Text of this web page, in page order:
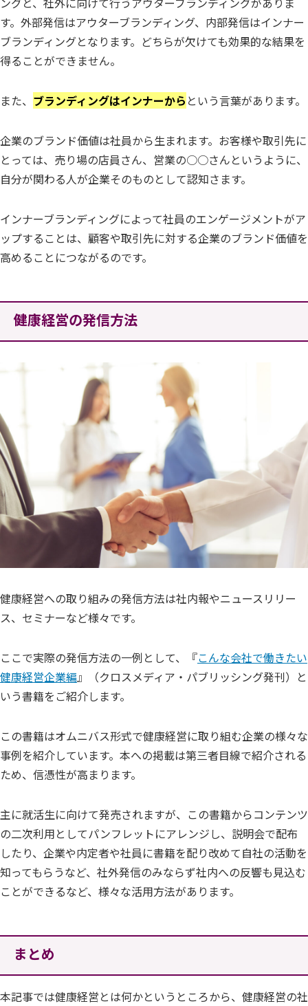
す。外部発信はアウターブランディング、内部発信はインナー
ブランディングとなります。どちらが欠けても効果的な結果を
得ることができません。
また、 ブランディングはインナーから という言葉があります。
企業のブランド価値は社員から生まれます。お客様や取引先に
とっては、売り場の店員さん、営業の○○さんというように、
自分が関わる人が企業そのものとして認知さます。
インナーブランディングによって社員のエンゲージメントがア
ップすることは、顧客や取引先に対する企業のブランド価値を
高めることにつながるのです。
健康経営の発信方法
健康経営への取り組みの発信方法は社内報やニュースリリー
ス、セミナーなど様々です。
ここで実際の発信方法の一例として、『こんな会社で働きたい
健康経営企業編』（クロスメディア・パブリッシング発刊）と
いう書籍をご紹介します。
この書籍はオムニバス形式で健康経営に取り組む企業の様々な
事例を紹介しています。本への掲載は第三者目線で紹介される
ため、信憑性が高まります。
主に就活生に向けて発売されますが、この書籍からコンテンツ
の二次利用としてパンフレットにアレンジし、説明会で配布
したり、企業や内定者や社員に書籍を配り改めて自社の活動を
知ってもらうなど、社外発信のみならず社内への反響も見込む
ことができるなど、様々な活用方法があります。
まとめ
本記事では健康経営とは何かというところから、健康経営の社